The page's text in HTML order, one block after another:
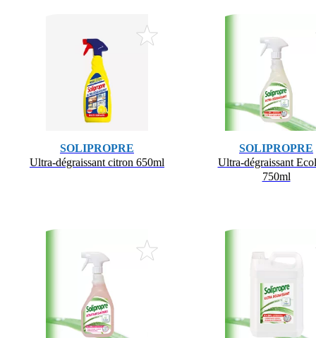
SOLIPROPRE
Ultra-dégraissant citron 650ml
SOLIPROPRE
Ultra-dégraissant
750ml